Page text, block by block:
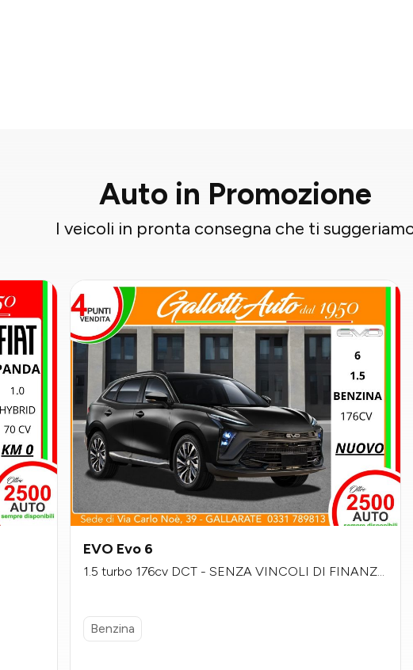
Auto in Promozione
I veicoli in pronta consegna che ti
EVO Evo 6
1.5 turbo 176cv DCT - SENZA VINCOLI DI FINANZI
Benzina